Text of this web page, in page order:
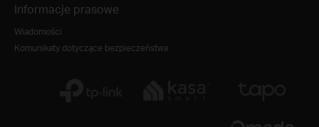
Informacje prasowe
Wiadomości
Komunikaty dotyczące bezpieczeństwa